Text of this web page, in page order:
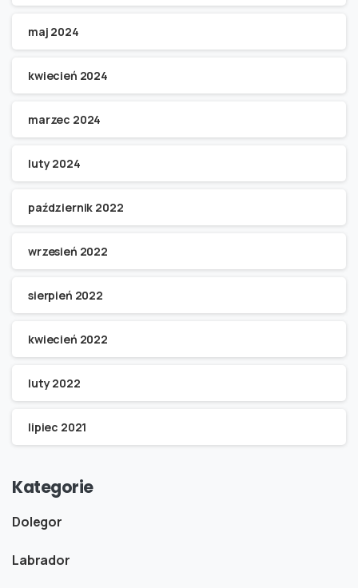
maj 2024
kwiecień 2024
marzec 2024
luty 2024
październik 2022
wrzesień 2022
sierpień 2022
kwiecień 2022
luty 2022
lipiec 2021
Kategorie
Dolegor
Labrador